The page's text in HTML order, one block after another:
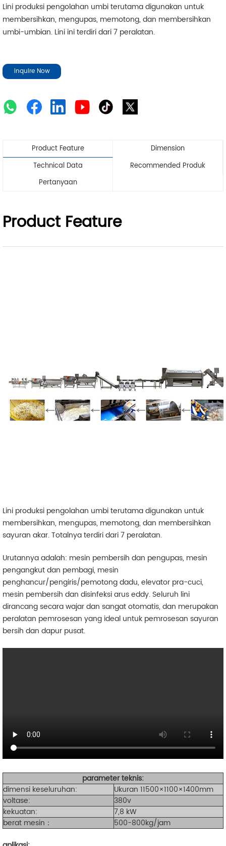
Lini produksi pengolahan umbi terutama digunakan untuk
membersihkan, mengupas, memotong, dan membersihkan
umbi-umbian. Lini ini terdiri dari 7 peralatan.
Inquire Now
Product Feature
Dimension
Technical Data
Recommended Produk
Pertanyaan
Product Feature
Lini produksi pengolahan umbi terutama digunakan untuk
membersihkan, mengupas, memotong, dan membersihkan
sayuran akar. Totalnya terdiri dari 7 peralatan.
Urutannya adalah: mesin pembersih dan pengupas, mesin
pengangkut dan pembagi, mesin
penghancur/pengiris/pemotong dadu, elevator pra-cuci,
mesin pembersih dan disinfeksi arus eddy. Seluruh lini
dirancang secara wajar dan sangat otomatis, dan merupakan
peralatan pemrosesan yang ideal untuk pemrosesan sayuran
bersih dan dapur pusat.
parameter teknis:
dimensi keseluruhan:
Ukuran 11500×1100×1400mm
voltase:
380v
kekuatan:
7,8 kW
berat mesin：
500-800kg/jam